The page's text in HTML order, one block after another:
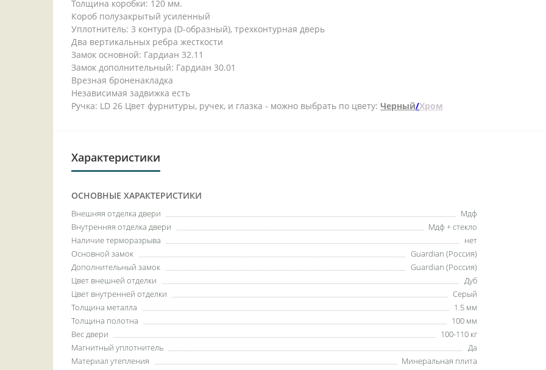
Толщина коробки: 120 мм.
Короб полузакрытый усиленный
Уплотнитель: 3 контура (D-образный), трехконтурная дверь
Два вертикальных ребра жесткости
Замок основной: Гардиан 32.11
Замок дополнительный: Гардиан 30.01
Врезная броненакладка
Независимая задвижка есть
Ручка: LD 26 Цвет фурнитуры, ручек, и глазка - можно выбрать по цвету: Черный/Хром
Характеристики
ОСНОВНЫЕ ХАРАКТЕРИСТИКИ
Внешняя отделка двери
Мдф
Внутренняя отделка двери
Мдф + стекло
Наличие терморазрыва
нет
Основной замок
Guardian (Россия)
Дополнительный замок
Guardian (Россия)
Цвет внешней отделки
Дуб
Цвет внутренней отделки
Серый
Толщина металла
1.5 мм
Толщина полотна
100 мм
Вес двери
100-110 кг
Магнитный уплотнитель
Да
Материал утепления
Минеральная плита